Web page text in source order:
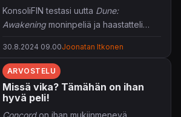
KonsoliFIN testasi uutta Dune:
Awakeningmoninpeliä ja haastatteli
Gamescomissa.
30.8.2024 09.00Joonatan Itkonen
ARVOSTELU
Missä vika? Tämähän on ihan
hyvä peli!
Concord on ihan mukiinmenevä